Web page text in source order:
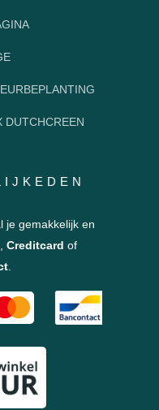
DUTCHCREEN
je gemakkelijk en
Creditcard of
.